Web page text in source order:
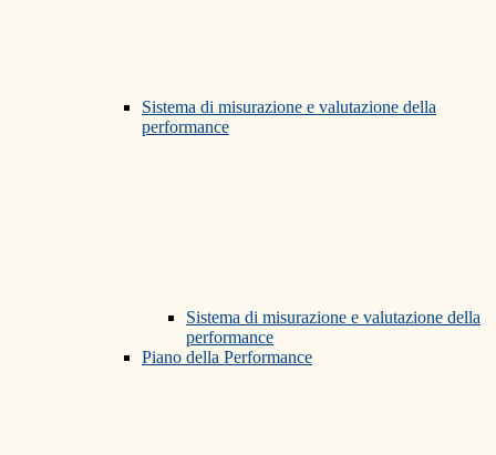
Sistema di misurazione e valutazione della
performance
Sistema di misurazione e valutazione della
performance
Piano della Performance